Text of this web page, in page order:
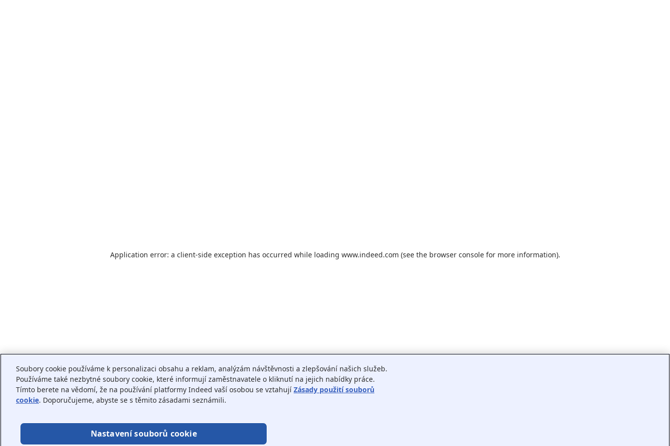
Application error: a client-side exception has occurred while loading www.indeed.com (see the browser consolefor more information).
Soubory cookie používáme k personalizaci obsahu a reklam, analýzám návštěvnosti a zlepšování našich služeb.
Používáme také nezbytné soubory cookie, které informují zaměstnavatele o kliknutí na jejich nabídky práce.
Tímto berete na vědomí, že na používání platformy Indeed vaší osobou se vztahují Zásady použití souborů
cookie. Doporučujeme, abyste se s těmito zásadami seznámili.
Nastavení souborů cookie